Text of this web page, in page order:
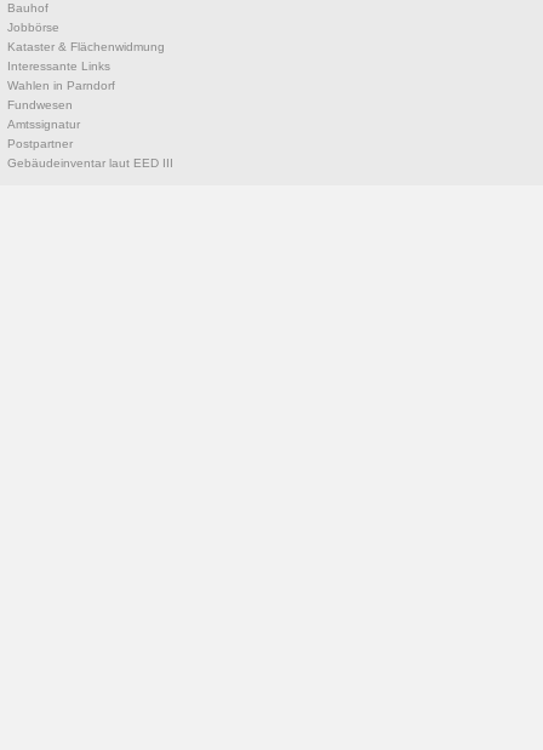
Bauhof
Jobbörse
Kataster & Flächenwidmung
Interessante Links
Wahlen in Parndorf
Fundwesen
Amtssignatur
Postpartner
Gebäudeinventar laut EED III